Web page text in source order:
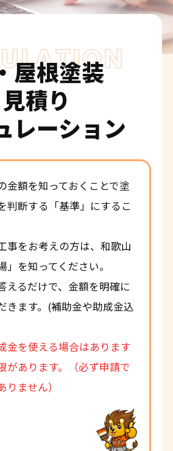
屋根塗装
見積り
レーション
金額を知っておくことで塗
判断する「基準」にするこ
事をお考えの方は、和歌山
」を知ってください。
えるだけで、金額を明確に
きます。(補助金や助成金込
金を使える場合はあります
があります。（必ず申請で
ません）